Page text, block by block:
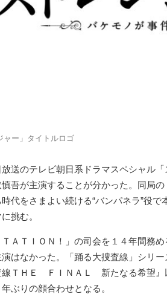
ャー」タイトルロゴ
送のテレビ朝日系ドラマスペシャル
慎吾が主演することが分かった。同局
代をさまよい続ける“バンパネラ”役
挑む。
ＡＴＩＯＮ！」の司会を１４年間務
演はなかった。「踊る大捜査線」シリ
線ＴＨＥ ＦＩＮＡＬ 新たなる希望』
ぶりの顔合わせとなる。